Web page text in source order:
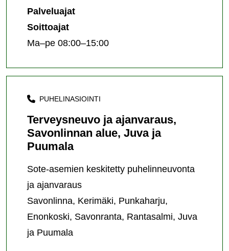
Palveluajat
Soittoajat
Ma–pe 08:00–15:00
PUHELINASIOINTI
Terveysneuvo ja ajanvaraus,
Savonlinnan alue, Juva ja
Puumala
Sote-asemien keskitetty puhelinneuvonta
ja ajanvaraus
Savonlinna, Kerimäki, Punkaharju,
Enonkoski, Savonranta, Rantasalmi, Juva
ja Puumala